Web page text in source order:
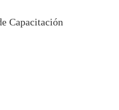
Capacitación